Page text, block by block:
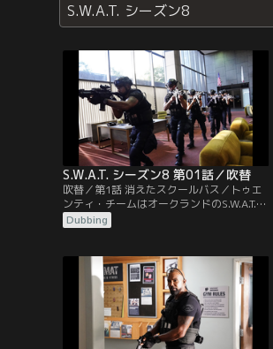
S.W.A.T. シーズン8
S.W.A.T. シーズン8 第01話／吹替
吹替／第1話 消えたスクールバス／トゥエ
ンティ・チームはオークランドのS.W.A.T.か
ら移ってきた女性新メンバーのギャンブル
を迎え、ビーチで窃盗犯の少年たちを追っ
ヒルズでスクールバスが無人で見つかり、
生徒たちと運転手が行方不明だという一報
が入る。
Dubbing